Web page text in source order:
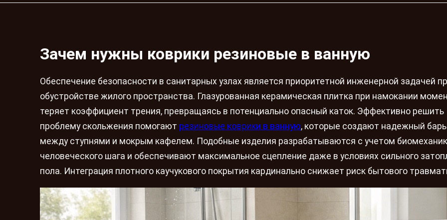
Зачем нужны коврики резиновые в ванную
Обеспечение безопасности в санитарных узлах является приоритетной инженерной задачей
обустройстве жилого пространства. Глазурованная керамическая плитка при намокании
теряет коэффициент трения, превращаясь в потенциально опасный каток. Эффективно решить
проблему скольжения помогают резиновые коврики в ванную, которые создают надежный
между ступнями и мокрым кафелем. Подобные изделия разрабатываются с учетом
человеческого шага и обеспечивают максимальное сцепление даже в условиях сильного
пола. Интеграция плотного каучукового покрытия кардинально снижает риск бытового